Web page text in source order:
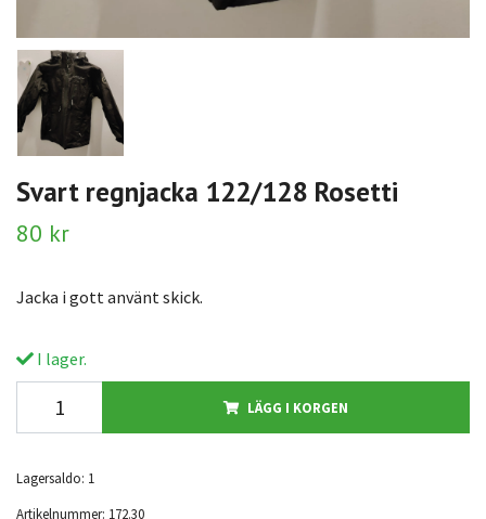
Svart regnjacka 122/128 Rosetti
80 kr
Jacka i gott använt skick.
I lager.
LÄGG I KORGEN
Lagersaldo: 1
Artikelnummer: 172.30